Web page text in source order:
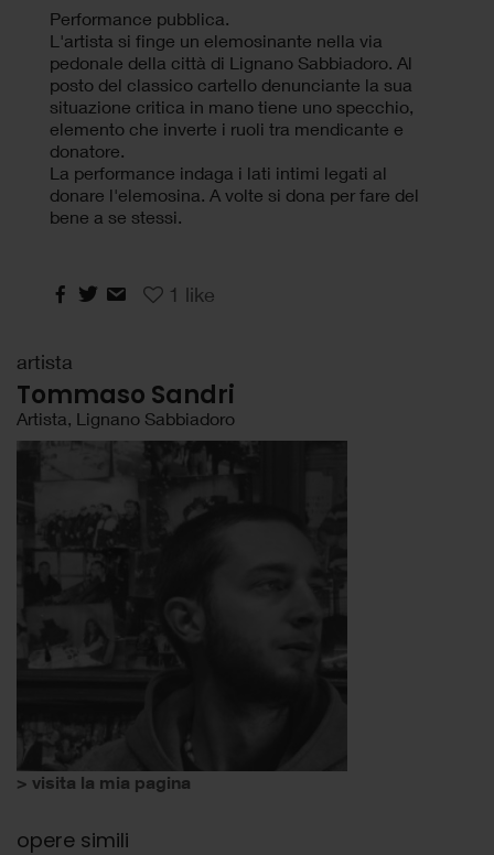
Performance pubblica.
L'artista si finge un elemosinante nella via
pedonale della città di Lignano Sabbiadoro. Al
posto del classico cartello denunciante la sua
situazione critica in mano tiene uno specchio,
elemento che inverte i ruoli tra mendicante e
donatore.
La performance indaga i lati intimi legati al
donare l'elemosina. A volte si dona per fare del
bene a se stessi.
1 like
artista
Tommaso Sandri
Artista, Lignano Sabbiadoro
> visita la mia pagina
opere simili